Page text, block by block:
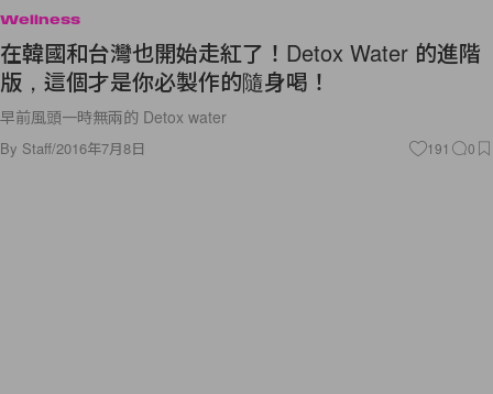
Wellness
在韓國和台灣也開始走紅了！Detox Water 的進階
版，這個才是你必製作的隨身喝！
早前風頭一時無兩的 Detox water
By Staff/2016年7月8日 191 0